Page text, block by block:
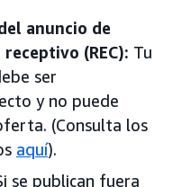
anuncio de
(REC): Tu
ser
y no puede
(Consulta los
aquí).
se publican fuera